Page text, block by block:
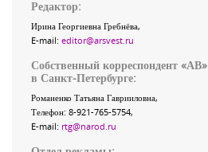
Редактор:
Ирина Георгиевна Гребнёва,
E-mail: editor@arsvest.ru
Собственный корреспондент «АВ»
в Санкт-Петербурге:
Романенко Татьяна Гаврииловна,
Телефон: 8-921-765-5754,
E-mail: rtg@narod.ru